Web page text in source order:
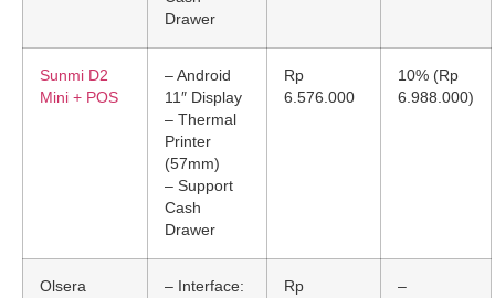
Drawer
Sunmi D2
Mini + POS
– Android
11″ Display
– Thermal
Printer
(57mm)
– Support
Cash
Drawer
Rp
6.576.000
10% (Rp
6.988.000)
Olsera
– Interface:
Rp
–